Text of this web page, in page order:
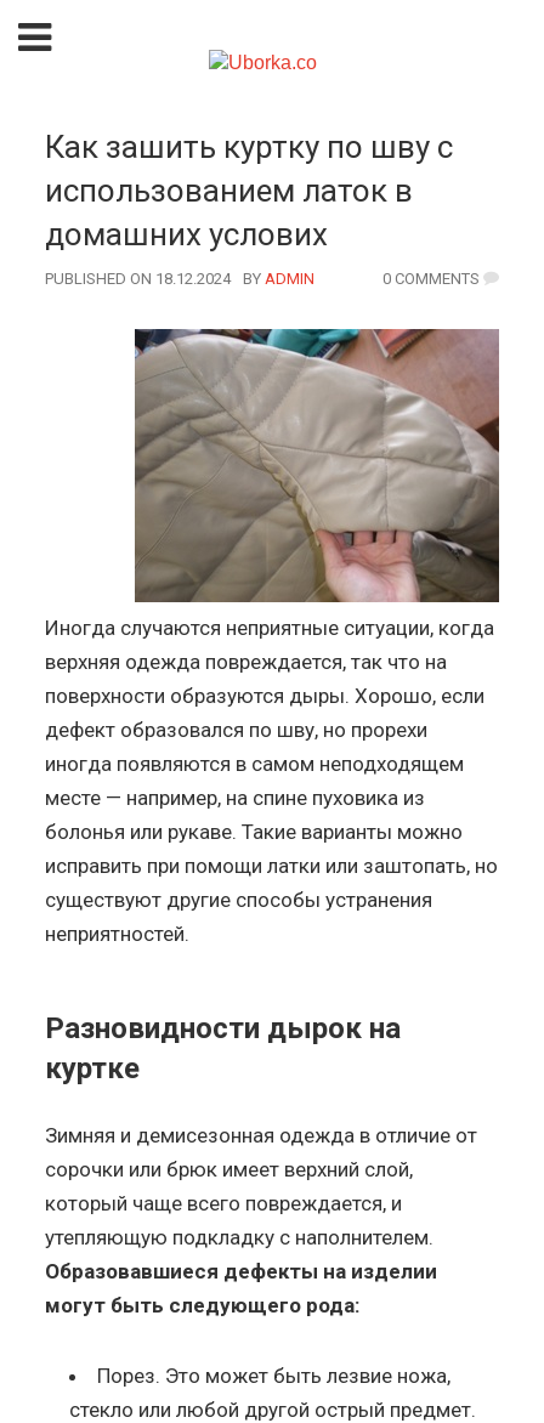
Как зашить куртку по шву с
использованием латок в
домашних услових
PUBLISHED ON 18.12.2024 BY AUTHOR
ADMIN 0 COMMENTS
Иногда случаются неприятные ситуации, когда
верхняя одежда повреждается, так что на
поверхности образуются дыры. Хорошо, если
дефект образовался по шву, но прорехи
иногда появляются в самом неподходящем
месте — например, на спине пуховика из
болонья или рукаве. Такие варианты можно
исправить при помощи латки или заштопать, но
существуют другие способы устранения
неприятностей.
Разновидности дырок на
куртке
Зимняя и демисезонная одежда в отличие от
сорочки или брюк имеет верхний слой,
который чаще всего повреждается, и
утепляющую подкладку с наполнителем.
Образовавшиеся дефекты на изделии
могут быть следующего рода:
Порез. Это может быть лезвие ножа,
стекло или любой другой острый предмет.